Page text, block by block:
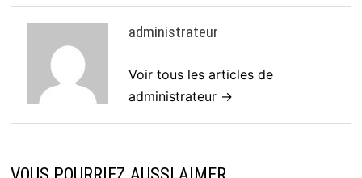
administrateur
Voir tous les articles de
administrateur →